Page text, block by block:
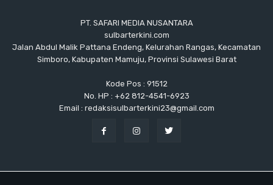
PT. SAFARI MEDIA NUSANTARA
sulbarterkini.com
Jalan Abdul Malik Pattana Endeng, Kelurahan Rangas, Kecamatan
Simboro, Kabupaten Mamuju, Provinsi Sulawesi Barat
Kode Pos : 91512
No. HP : +62 812-4541-6923
Email : redaksisulbarterkini23@gmail.com